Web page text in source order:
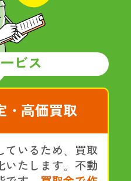
ビス
・高価買取
ているため、買取
いたします。不動